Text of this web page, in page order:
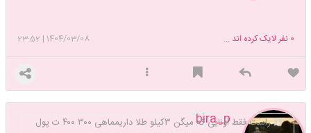
1404/03/08
|
23:52 0 نفر لایک کرده اند ...
bira_p
راست فقط اونایی که میگن ۳کیلو طلا داریمماهی ۳۰۰ ۴۰۰ ت پول